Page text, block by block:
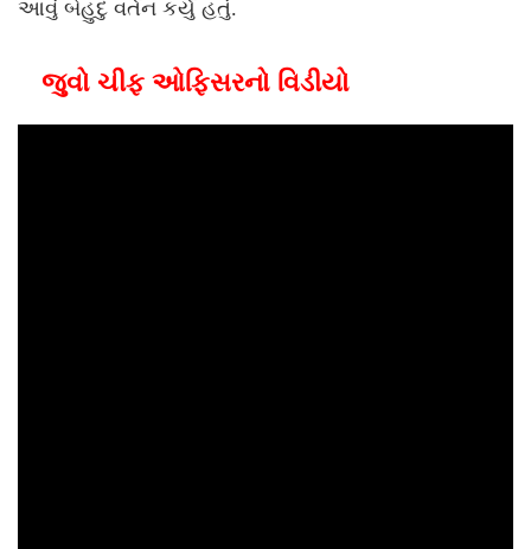
આવું બેહુદુ વર્તન કર્યું હતું.
જુવો ચીફ ઓફિસરનો વિડીયો